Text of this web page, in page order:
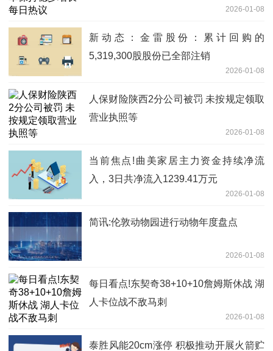
2026-01-08
新动态：金雷股份：累计回购的
5,319,300股股份已全部注销
2026-01-08
人保财险陕西2分公司被罚 未按规定领取
营业执照等
2026-01-08
当前焦点!曲美家居主力资金持续净流
入，3日共净流入1239.41万元
2026-01-08
简讯:伦敦动物园进行动物年度盘点
2026-01-08
每日看点!东契奇38+10+10詹姆斯休战 湖
人卡位战不敌马刺
2026-01-08
泰胜风能20cm涨停 积极推动开展火箭贮